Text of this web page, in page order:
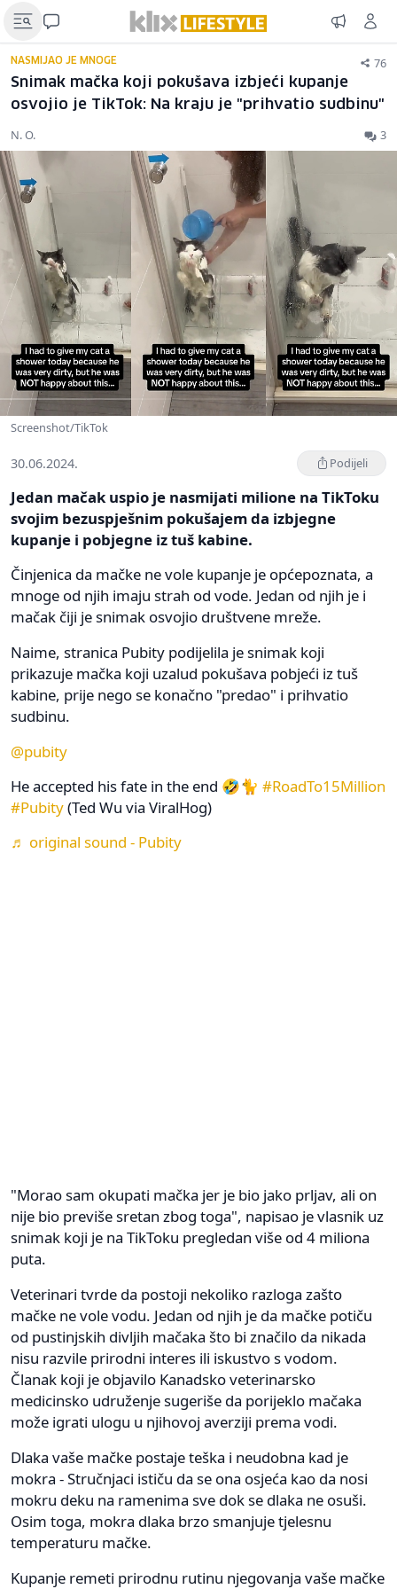
NASMIJAO JE MNOGE 76
Snimak mačka koji pokušava izbjeći kupanje
osvojio je TikTok: Na kraju je "prihvatio sudbinu"
N. O. 3
Screenshot/TikTok
30.06.2024. Podijeli
Jedan mačak uspio je nasmijati milione na TikToku
svojim bezuspješnim pokušajem da izbjegne
kupanje i pobjegne iz tuš kabine.
Činjenica da mačke ne vole kupanje je općepoznata, a
mnoge od njih imaju strah od vode. Jedan od njih je i
mačak čiji je snimak osvojio društvene mreže.
Naime, stranica Pubity podijelila je snimak koji
prikazuje mačka koji uzalud pokušava pobjeći iz tuš
kabine, prije nego se konačno "predao" i prihvatio
sudbinu.
@pubity
He accepted his fate in the end 🤣🐈 #RoadTo15Million
#Pubity(Ted Wu via ViralHog)
♬ original sound - Pubity
"Morao sam okupati mačka jer je bio jako prljav, ali on
nije bio previše sretan zbog toga", napisao je vlasnik uz
snimak koji je na TikToku pregledan više od 4 miliona
puta.
Veterinari tvrde da postoji nekoliko razloga zašto
mačke ne vole vodu. Jedan od njih je da mačke potiču
od pustinjskih divljih mačaka što bi značilo da nikada
nisu razvile prirodni interes ili iskustvo s vodom.
Članak koji je objavilo Kanadsko veterinarsko
medicinsko udruženje sugeriše da porijeklo mačaka
može igrati ulogu u njihovoj averziji prema vodi.
Dlaka vaše mačke postaje teška i neudobna kad je
mokra - Stručnjaci ističu da se ona osjeća kao da nosi
mokru deku na ramenima sve dok se dlaka ne osuši.
Osim toga, mokra dlaka brzo smanjuje tjelesnu
temperaturu mačke.
Kupanje remeti prirodnu rutinu njegovanja vaše mačke